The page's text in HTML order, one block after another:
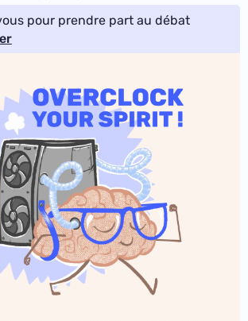
pour prendre part au débat